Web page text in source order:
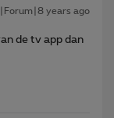
years ago
de tv app dan